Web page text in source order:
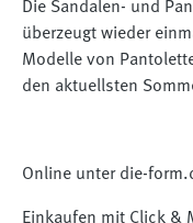
Die Sandalen- und
überzeugt wieder
Modelle von
den aktuellsten
Online unter die-
Einkaufen mit Click &